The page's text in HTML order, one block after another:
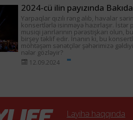
2024-cü ilin payızında
Yarpaqlar qızılı rəng alıb, havalar
konsertlərlə isinməyə hazırlaşır.
musiqi janrlarının pərəstişkarı olun,
birşey təklif edir. İnanın ki, bu
möhtəşəm sənətçilər şəhərimizə
nələr gözləyir?
12.09.2024
Layihə haqqında